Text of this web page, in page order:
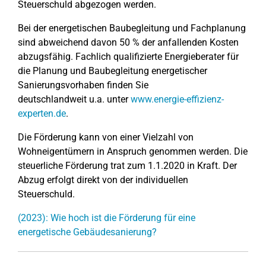
Steuerschuld abgezogen werden.
Bei der energetischen Baubegleitung und Fachplanung
sind abweichend davon 50 % der anfallenden Kosten
abzugsfähig. Fachlich qualifizierte Energieberater für
die Planung und Baubegleitung energetischer
Sanierungsvorhaben finden Sie
deutschlandweit u.a. unterwww.energie-effizienz-
experten.de.
Die Förderung kann von einer Vielzahl von
Wohneigentümern in Anspruch genommen werden. Die
steuerliche Förderung trat zum 1.1.2020 in Kraft. Der
Abzug erfolgt direkt von der individuellen
Steuerschuld.
(2023): Wie hoch ist die Förderung für eine
energetische Gebäudesanierung?